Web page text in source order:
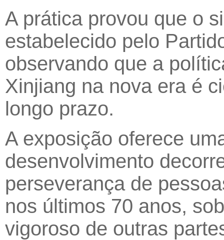
A prática provou que o
estabelecido pelo
observando que a
Xinjiang na nova era é
longo prazo.
A exposição oferece
desenvolvimento
perseverança de
nos últimos 70 anos,
vigoroso de outras